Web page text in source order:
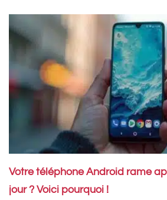
Votre téléphone Android rame
jour ? Voici pourquoi !